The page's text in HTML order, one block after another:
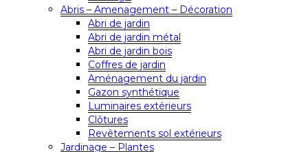
Abris – Amenagement – Décoration
Abri de jardin
Abri de jardin métal
Abri de jardin bois
Coffres de jardin
Aménagement du jardin
Gazon synthétique
Luminaires extérieurs
Clôtures
Revêtements sol extérieurs
Jardinage – Plantes